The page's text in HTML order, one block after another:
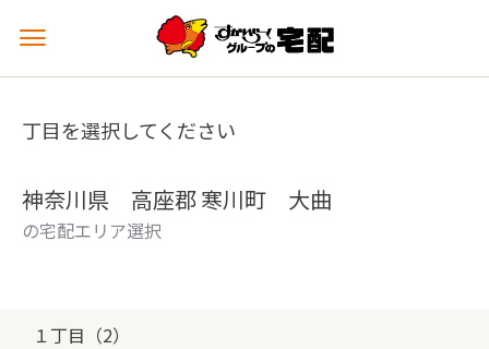
メ
ュ
を
丁目を選択してください
神奈川県 高座郡 寒川町 大曲
の宅配エリア選択
１丁目（2）